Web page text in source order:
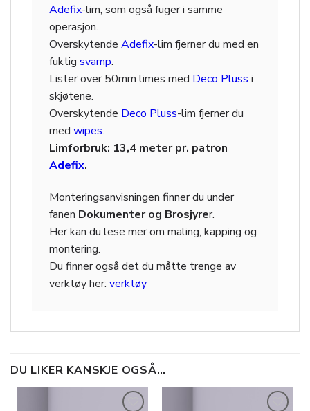
Adefix-lim, som også fuger i samme
operasjon.
Overskytende Adefix-lim fjerner du med en
fuktig svamp.
Lister over 50mm limes med Deco Pluss i
skjøtene.
Overskytende Deco Pluss-lim fjerner du
med wipes.
Limforbruk: 13,4 meter pr. patron
Adefix.
Monteringsanvisningen finner du under
fanen Dokumenter og Brosjyrer.
Her kan du lese mer om maling, kapping og
montering.
Du finner også det du måtte trenge av
verktøy her: verktøy
DU LIKER KANSKJE OGSÅ…